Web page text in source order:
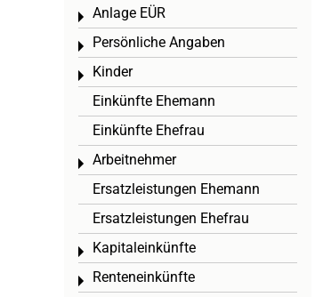
Anlage EÜR
Toggle menu
Persönliche Angaben
Toggle menu
Kinder
Toggle menu
Einkünfte Ehemann
Einkünfte Ehefrau
Arbeitnehmer
Toggle menu
Ersatzleistungen Ehemann
Ersatzleistungen Ehefrau
Kapitaleinkünfte
Toggle menu
Renteneinkünfte
Toggle menu